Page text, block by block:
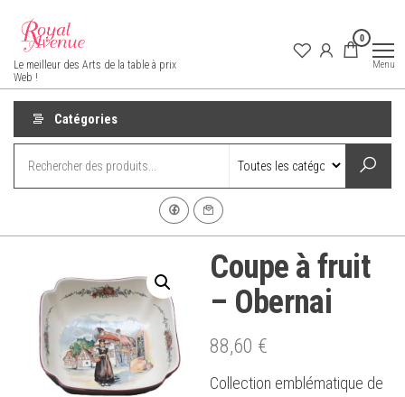
contenu
Royal Avenue
Le meilleur des Arts de la table à prix
Web !
0
Menu
Catégories
Coupe à fruit
– Obernai
88,60 €
Collection emblématique de